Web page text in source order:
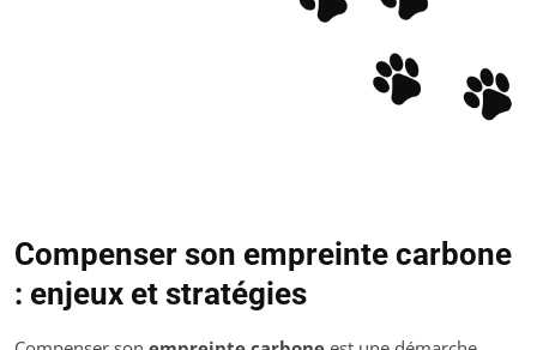
Compenser son empreinte carbone
: enjeux et stratégies